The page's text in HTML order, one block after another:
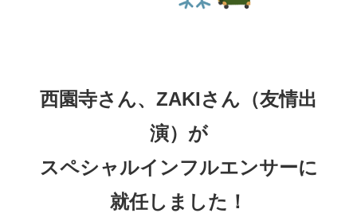
西園寺さん、ZAKIさん（友情出
演）が
スペシャルインフルエンサーに
就任しました！